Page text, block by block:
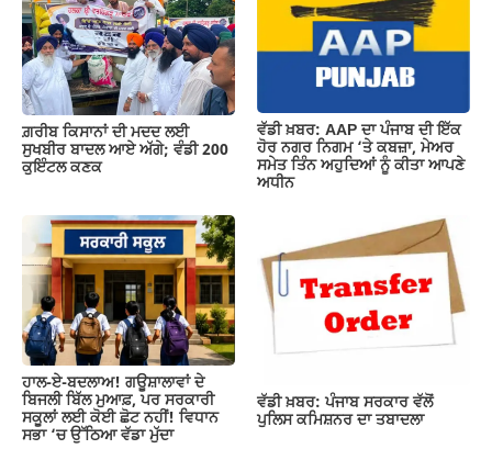
o
o
k
p
p
m n
k
ਗ਼ਰੀਬ ਕਿਸਾਨਾਂ ਦੀ ਮਦਦ ਲਈ
ਸੁਖਬੀਰ ਬਾਦਲ ਆਏ ਅੱਗੇ; ਵੰਡੀ 200
ਕੁਇੰਟਲ ਕਣਕ
ਵੱਡੀ ਖ਼ਬਰ: AAP ਦਾ ਪੰਜਾਬ ਦੀ ਇੱਕ
ਹੋਰ ਨਗਰ ਨਿਗਮ ‘ਤੇ ਕਬਜ਼ਾ, ਮੇਅਰ
ਸਮੇਤ ਤਿੰਨ ਅਹੁਦਿਆਂ ਨੂੰ ਕੀਤਾ ਆਪਣੇ
ਅਧੀਨ
ਹਾਲ-ਏ-ਬਦਲਾਅ! ਗਊਸ਼ਾਲਾਵਾਂ ਦੇ
ਬਿਜਲੀ ਬਿੱਲ ਮੁਆਫ਼, ਪਰ ਸਰਕਾਰੀ
ਸਕੂਲਾਂ ਲਈ ਕੋਈ ਛੋਟ ਨਹੀਂ! ਵਿਧਾਨ
ਸਭਾ ‘ਚ ਉੱਠਿਆ ਵੱਡਾ ਮੁੱਦਾ
ਵੱਡੀ ਖ਼ਬਰ: ਪੰਜਾਬ ਸਰਕਾਰ ਵੱਲੋਂ
ਪੁਲਿਸ ਕਮਿਸ਼ਨਰ ਦਾ ਤਬਾਦਲਾ